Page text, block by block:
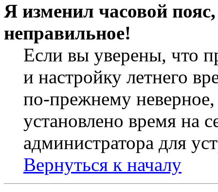
Я изменил часовой
неправильное!
Если вы уверены, что
и настройку летнего
по-прежнему неверное,
установлено время на
администратора для
Вернуться к началу